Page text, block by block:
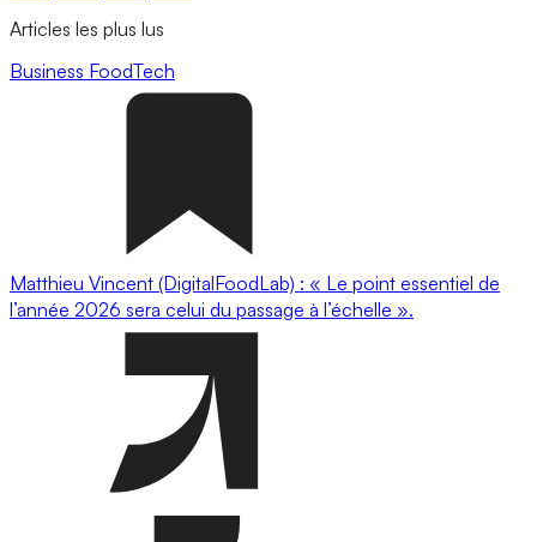
Articles les plus lus
Business FoodTech
Matthieu Vincent (DigitalFoodLab) : « Le point essentiel de
l’année 2026 sera celui du passage à l’échelle ».